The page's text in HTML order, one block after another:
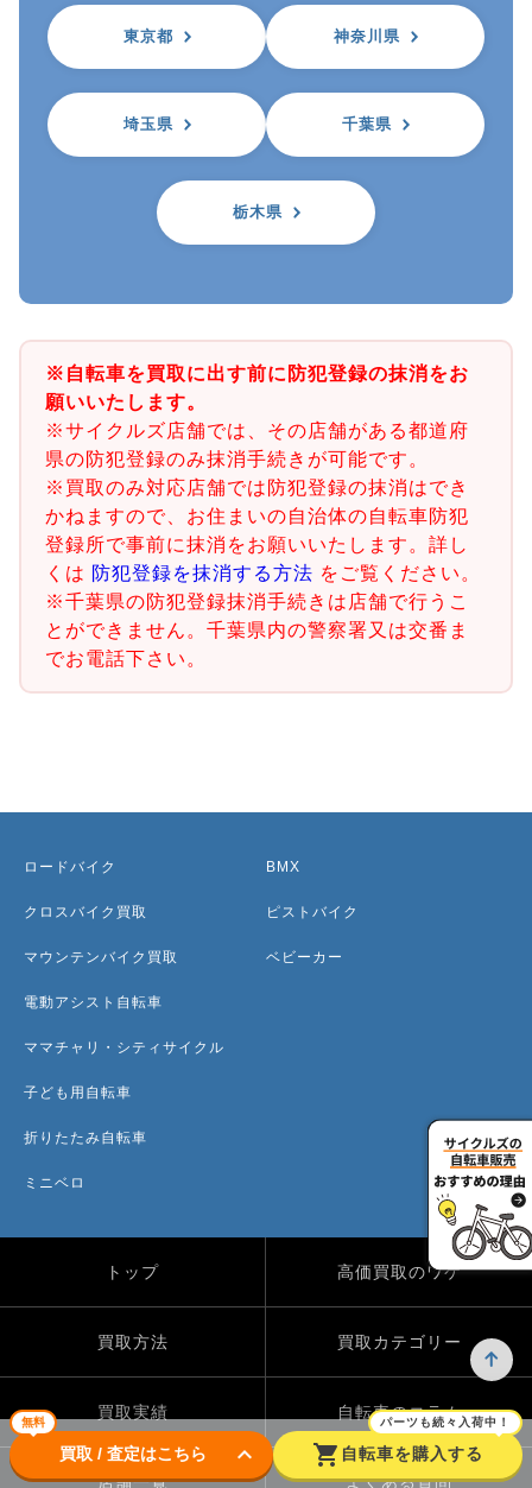
東京都 神奈川県
埼玉県 千葉県
栃木県
※自転車を買取に出す前に防犯登録の抹消をお
願いいたします。
※サイクルズ店舗では、その店舗がある都道府
県の防犯登録のみ抹消手続きが可能です。
※買取のみ対応店舗では防犯登録の抹消はでき
かねますので、お住まいの自治体の自転車防犯
登録所で事前に抹消をお願いいたします。詳し
くは 防犯登録を抹消する方法 をご覧ください。
※千葉県の防犯登録抹消手続きは店舗で行うこ
とができません。千葉県内の警察署又は交番ま
でお電話下さい。
無料
買取 / 査定はこちら keyboard_arrow_down shopping_cart
パーツも続々入荷中！
自転車を購入する
ロードバイク
クロスバイク買取
マウンテンバイク買取
電動アシスト自転車
ママチャリ・シティサイクル
子ども用自転車
折りたたみ自転車
ミニベロ
BMX
ピストバイク
ベビーカー
トップ 高価買取のワケ
買取方法 買取カテゴリー
買取実績 自転車のコラム
店舗一覧 よくある質問